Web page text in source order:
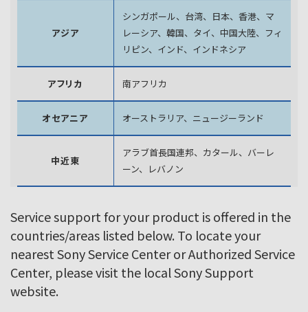
アジア
シンガポール、台湾、日本、香港、マ
レーシア、韓国、 タイ、中国大陸、フィ
リピン、インド、インドネシア
アフリカ 南アフリカ
オセアニア オーストラリア、ニュージーランド
中近東
アラブ首長国連邦、カタール、バーレ
ーン、レバノン
Service support for your product is offered in the
countries/areas listed below. To locate your
nearest Sony Service Center or Authorized Service
Center, please visit the local Sony Support
website.